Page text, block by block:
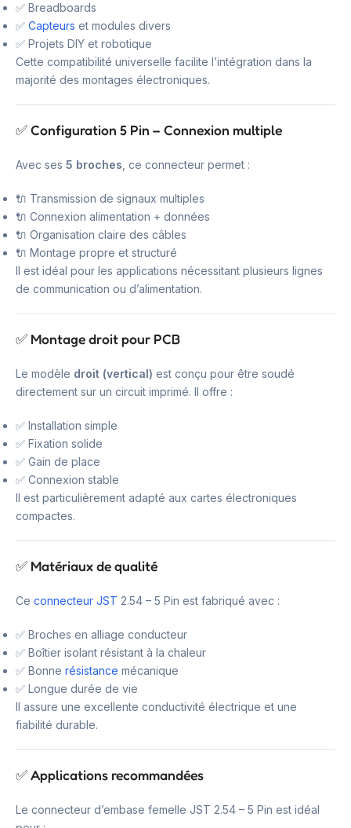
✅ Breadboards
✅ Capteurs et modules divers
✅ Projets DIY et robotique
Cette compatibilité universelle facilite l’intégration dans la
majorité des montages électroniques.
✅ Configuration 5 Pin – Connexion multiple
Avec ses 5 broches , ce connecteur permet :
🔌 Transmission de signaux multiples
🔌 Connexion alimentation + données
🔌 Organisation claire des câbles
🔌 Montage propre et structuré
Il est idéal pour les applications nécessitant plusieurs lignes
de communication ou d’alimentation.
✅ Montage droit pour PCB
Le modèle droit (vertical) est conçu pour être soudé
directement sur un circuit imprimé. Il offre :
✅ Installation simple
✅ Fixation solide
✅ Gain de place
✅ Connexion stable
Il est particulièrement adapté aux cartes électroniques
compactes.
✅ Matériaux de qualité
Ce connecteur JST 2.54 – 5 Pin est fabriqué avec :
✅ Broches en alliage conducteur
✅ Boîtier isolant résistant à la chaleur
✅ Bonne résistance mécanique
✅ Longue durée de vie
Il assure une excellente conductivité électrique et une
fiabilité durable.
✅ Applications recommandées
Le connecteur d’embase femelle JST 2.54 – 5 Pin est idéal